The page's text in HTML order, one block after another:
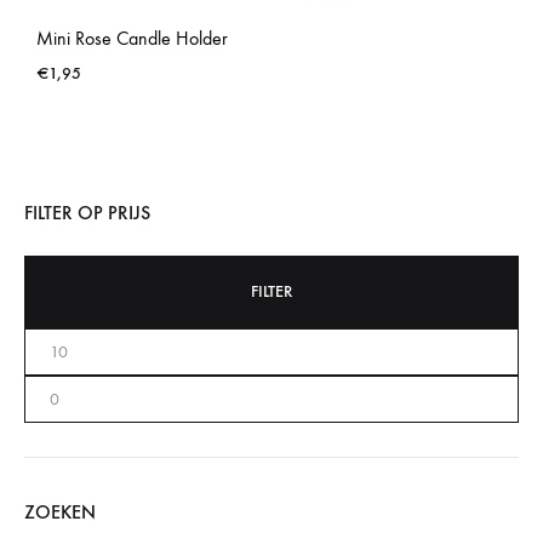
Mini Rose Candle Holder
€1,95
FILTER OP PRIJS
FILTER
ZOEKEN